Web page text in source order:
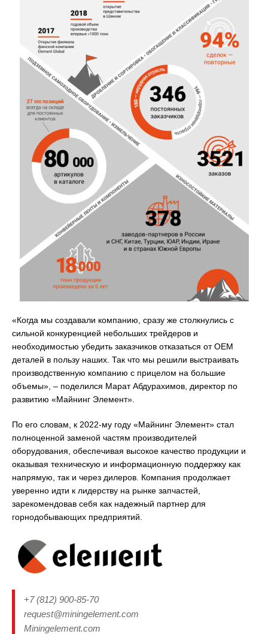
«Когда мы создавали компанию, сразу же столкнулись с
сильной конкуренцией небольших трейдеров и
необходимостью убедить заказчиков отказаться от ОЕМ
деталей в пользу наших. Так что мы решили выстраивать
производственную компанию с прицелом на большие
объемы», – поделился Марат Абдурахимов, директор по
развитию «Майнинг Элемент».
По его словам, к 2022-му году «Майнинг Элемент» стал
полноценной заменой частям производителей
оборудования, обеспечивая высокое качество продукции и
оказывая техническую и информационную поддержку как
напрямую, так и через дилеров. Компания продолжает
уверенно идти к лидерству на рынке запчастей,
зарекомендовав себя как надежный партнер для
горнодобывающих предприятий.
+7 (812) 900-85-70
request@miningelement.com
Miningelement.com